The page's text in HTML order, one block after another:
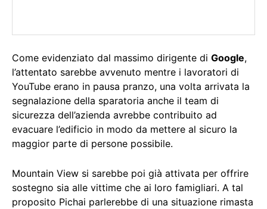
Come evidenziato dal massimo dirigente di Google,
l’attentato sarebbe avvenuto mentre i lavoratori di
YouTube erano in pausa pranzo, una volta arrivata la
segnalazione della sparatoria anche il team di
sicurezza dell’azienda avrebbe contribuito ad
evacuare l’edificio in modo da mettere al sicuro la
maggior parte di persone possibile.
Mountain View si sarebbe poi già attivata per offrire
sostegno sia alle vittime che ai loro famigliari. A tal
proposito Pichai parlerebbe di una situazione rimasta